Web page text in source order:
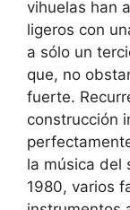
vihuelas han
ligeros con
a sólo un
que, no
fuerte.
construcción
la música del
1980, varios